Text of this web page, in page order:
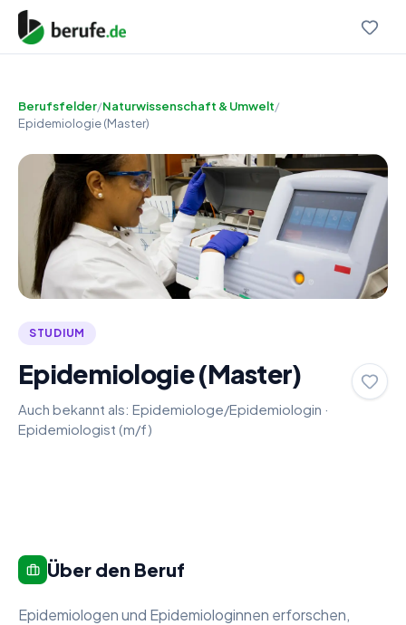
Berufsfelder/Naturwissenschaft & Umwelt/
Epidemiologie (Master)
STUDIUM
Epidemiologie (Master)
Auch bekannt als: Epidemiologe/Epidemiologin ·
Epidemiologist (m/f)
Über den Beruf
Epidemiologen und Epidemiologinnen erforschen,